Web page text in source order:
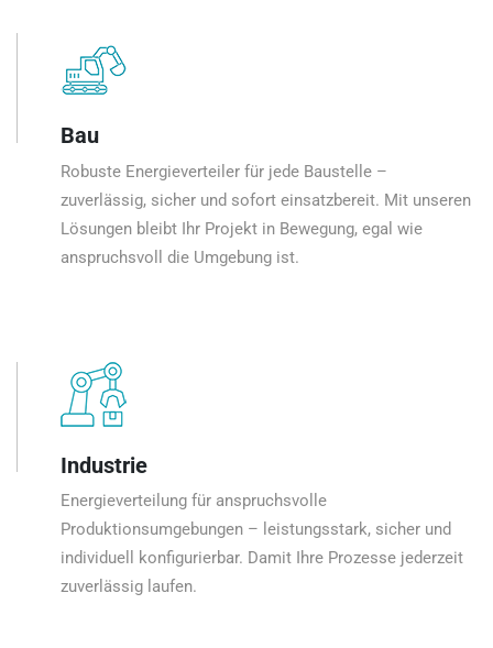
Bau
Robuste Energieverteiler für jede Baustelle –
zuverlässig, sicher und sofort einsatzbereit. Mit unseren
Lösungen bleibt Ihr Projekt in Bewegung, egal wie
anspruchsvoll die Umgebung ist.
Industrie
Energieverteilung für anspruchsvolle
Produktionsumgebungen – leistungsstark, sicher und
individuell konfigurierbar. Damit Ihre Prozesse jederzeit
zuverlässig laufen.